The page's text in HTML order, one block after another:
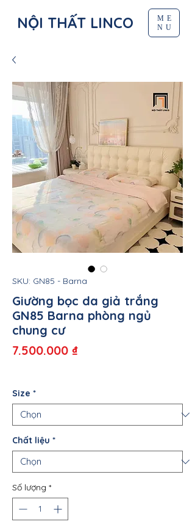
NỘI THẤT LINCO
ME
NU
SKU: GN85 - Barna
Giường bọc da giả trắng
GN85 Barna phòng ngủ
chung cư
7.500.000 ₫Giá
Size *
Chất liệu *
Số lượng *